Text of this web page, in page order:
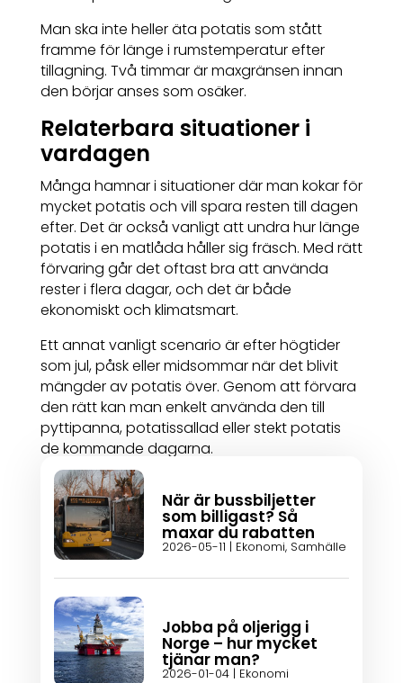
Man ska inte heller äta potatis som stått
framme för länge i rumstemperatur efter
tillagning. Två timmar är maxgränsen innan
den börjar anses som osäker.
Relaterbara situationer i
vardagen
Många hamnar i situationer där man kokar för
mycket potatis och vill spara resten till dagen
efter. Det är också vanligt att undra hur länge
potatis i en matlåda håller sig fräsch. Med rätt
förvaring går det oftast bra att använda
rester i flera dagar, och det är både
ekonomiskt och klimatsmart.
Ett annat vanligt scenario är efter högtider
som jul, påsk eller midsommar när det blivit
mängder av potatis över. Genom att förvara
den rätt kan man enkelt använda den till
pyttipanna, potatissallad eller stekt potatis
de kommande dagarna.
När är bussbiljetter
som billigast? Så
maxar du rabatten
2026-05-11 | Ekonomi, Samhälle
Jobba på oljerigg i
Norge – hur mycket
tjänar man?
2026-01-04| Ekonomi